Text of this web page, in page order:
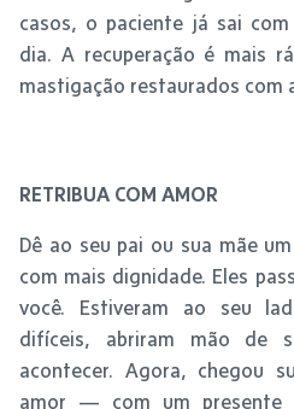
casos, o paciente já sai
dia. A recuperação é mais
mastigação restaurados com
RETRIBUA COM AMOR
Dê ao seu pai ou sua mãe
com mais dignidade. Eles
você. Estiveram ao seu
difíceis, abriram mão de
acontecer. Agora, chegou
amor — com um presente